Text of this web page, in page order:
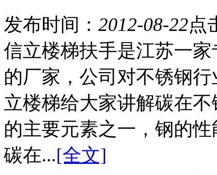
发布时间： 2012-08-22点
信立楼梯扶手是江苏一
的厂家，公司对不锈钢
立楼梯给大家讲解碳在
的主要元素之一，钢的
碳在...[全文]